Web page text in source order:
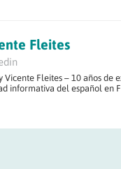
Fleites
Vicente Fleites – 10 años
informativa del español en